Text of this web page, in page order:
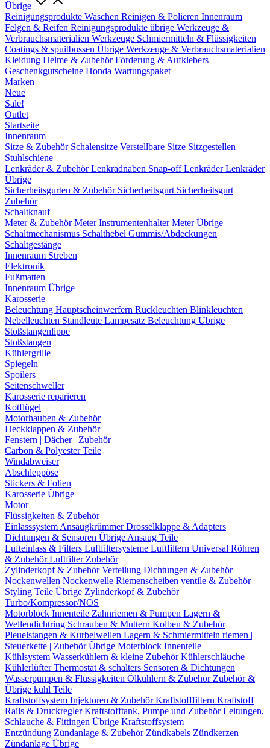
Übrige
Reinigungsprodukte Waschen Reinigen & Polieren Innenraum
Felgen & Reifen Reinigungsprodukte übrige Werkzeuge &
Verbrauchsmaterialien Werkzeuge Schmiermitteln & Flüssigkeiten
Coatings & spuitbussen Übrige Werkzeuge & Verbrauchsmaterialien
Kleidung Helme & ZubehörFörderung & Aufklebers
Geschenkgutscheine Honda Wartungspaket
Marken
Neue
Sale!
Outlet
Startseite
Innenraum
Sitze & Zubehör Schalensitze Verstellbare Sitze Sitzgestellen
Stuhlschiene
Lenkräder & ZubehörLenkradnaben Snap-offLenkräderLenkräder
Übrige
Sicherheitsgurten & Zubehör Sicherheitsgurt Sicherheitsgurt
Zubehör
Schaltknauf
Meter & ZubehörMeterInstrumentenhalterMeter Übrige
Schaltmechanismus Schalthebel Gummis/Abdeckungen
Schaltgestänge
Innenraum Streben
Elektronik
Fußmatten
Innenraum Übrige
Karosserie
Beleuchtung Hauptscheinwerfern Rückleuchten Blinkleuchten
Nebelleuchten Standleute Lampesatz Beleuchtung Übrige
Stoßstangenlippe
Stoßstangen
Kühlergrille
Spiegeln
Spoilers
Seitenschweller
Karosserie reparieren
Kotflügel
Motorhauben & Zubehör
Heckklappen & Zubehör
Fenstern | Dächer | Zubehör
Carbon & Polyester Teile
Windabweiser
Abschleppöse
Stickers & Folien
Karosserie Übrige
Motor
Flüssigkeiten & Zubehör
Einlasssystem AnsaugkrümmerDrosselklappe & Adapters
Dichtungen & Sensoren Übrige Ansaug Teile
Lufteinlass & Filters Luftfiltersysteme Luftfiltern Universal Röhren
& ZubehörLuftfilter Zubehör
Zylinderkopf & ZubehörVerteilung Dichtungen & Zubehör
Nockenwellen Nockenwelle Riemenscheiben ventile & Zubehör
Styling Teile Übrige Zylinderkopf & Zubehör
Turbo/Kompressor/NOS
Motorblock Innenteile Zahnriemen & Pumpen Lagern &
Wellendichtring Schrauben & Muttern Kolben & Zubehör
Pleuelstangen & Kurbelwellen Lagern & Schmiermitteln riemen |
Steuerkette | ZubehörÜbrige Moterblock Innenteile
Kühlsystem Wasserkühlern & kleine ZubehörKühlerschläuche
KühlerlüfterThermostat & schalters Sensoren & Dichtungen
Wasserpumpen & Flüssigkeiten Ölkühlern & Zubehör Zubehör &
Übrige kühl Teile
Kraftstoffsystem Injektoren & ZubehörKraftstofffiltern Kraftstoff
Rails & DruckreglerKraftstofftank, Pumpe und ZubehörLeitungen,
Schlauche & Fittingen Übrige Kraftstoffsystem
Entzündung Zündanlage & Zubehör Zündkabels Zündkerzen
Zündanlage Übrige